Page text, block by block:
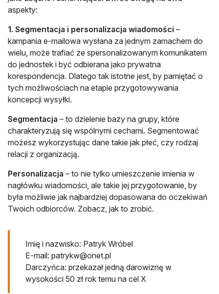
aspekty:
1. Segmentacja i personalizacja wiadomości –
kampania e-mailowa wysłana za jednym zamachem do
wielu, może trafiać ze spersonalizowanym komunikatem
do jednostek i być odbierana jako prywatna
korespondencja. Dlatego tak istotne jest, by pamiętać o
tych możliwościach na etapie przygotowywania
koncepcji wysyłki.
Segmentacja – to dzielenie bazy na grupy, które
charakteryzują się wspólnymi cechami. Segmentować
możesz wykorzystując dane takie jak płeć, czy rodzaj
relacji z organizacją.
Personalizacja – to nie tylko umieszczenie imienia w
nagłówku wiadomości, ale takie jej przygotowanie, by
była możliwie jak najbardziej dopasowana do oczekiwań
Twoich odbiorców. Zobacz, jak to zrobić.
Imię i nazwisko: Patryk Wróbel
E-mail: patrykw@onet.pl
Darczyńca: przekazał jedną darowiznę w
wysokości 50 zł rok temu na cel X